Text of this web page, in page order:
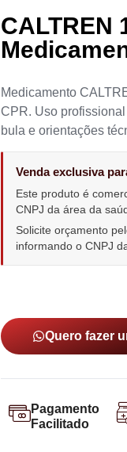
CALTREN
Medicamento
CPR. Uso
bula e orientações
Venda exclusiva
Este produto é
CNPJ da área da
Solicite orçamento
informando o CNPJ
Quero fazer
Pagamento
Facilitado